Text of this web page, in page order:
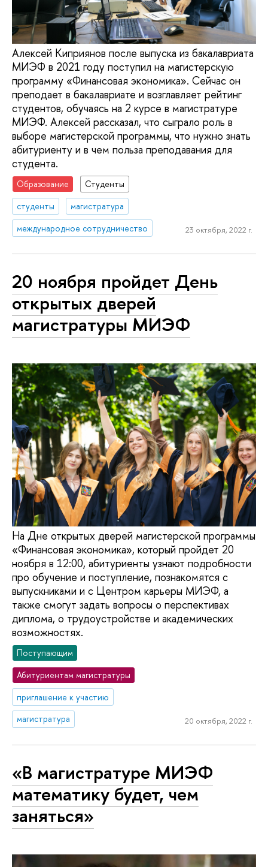
Алексей Киприянов после выпуска из бакалавриата
МИЭФ в 2021 году поступил на магистерскую
программу «Финансовая экономика». Сейчас он
преподает в бакалавриате и возглавляет рейтинг
студентов, обучаясь на 2 курсе в магистратуре
МИЭФ. Алексей рассказал, что сыграло роль в
выборе магистерской программы, что нужно знать
абитуриенту и в чем польза преподавания для
студента.
Образование
Студенты
студенты
магистратура
международное сотрудничество
23 октября, 2022 г.
20 ноября пройдет День
открытых дверей
магистратуры МИЭФ
На Дне открытых дверей магистерской программы
«Финансовая экономика», который пройдет 20
ноября в 12:00, абитуриенты узнают подробности
про обучение и поступление, познакомятся с
выпускниками и с Центром карьеры МИЭФ, а
также смогут задать вопросы о перспективах
диплома, о трудоустройстве и академических
возможностях.
Поступающим
Абитуриентам магистратуры
приглашение к участию
магистратура
20 октября, 2022 г.
«В магистратуре МИЭФ
математику будет, чем
заняться»